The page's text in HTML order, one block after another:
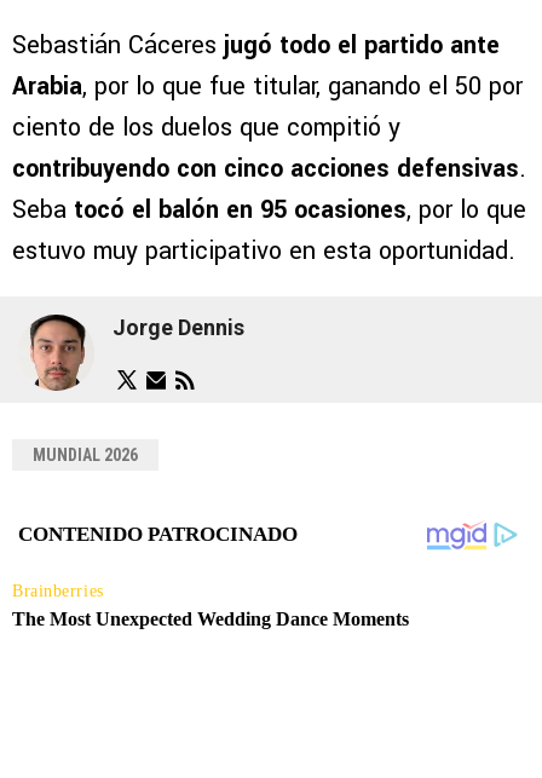
Sebastián Cáceres jugó todo el partido ante
Arabia, por lo que fue titular, ganando el 50 por
ciento de los duelos que compitió y
contribuyendo con cinco acciones defensivas.
Seba tocó el balón en 95 ocasiones, por lo que
estuvo muy participativo en esta oportunidad.
Jorge Dennis
MUNDIAL 2026